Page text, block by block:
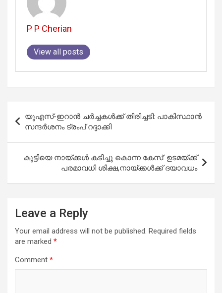
P P Cherian
View all posts
navigation
യുഎസ്-ഇറാൻ ചർച്ചകൾക്ക് തിരിച്ചടി: പാകിസ്ഥാൻ
സന്ദർശനം ട്രംപ് റദ്ദാക്കി
കുട്ടിയെ നായ്ക്കൾ കടിച്ചു കൊന്ന കേസ്: ഉടമയ്ക്ക്
പരമാവധി ശിക്ഷ,നായ്ക്കൾക്ക് ദയാവധം
Leave a Reply
Your email address will not be published. Required fields
are marked *
Comment *